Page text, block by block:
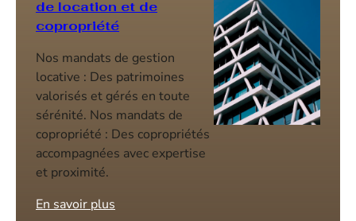
de location et de
copropriété
Nos mandats de gestion
locative : Des patrimoines
valorisés et gérés en toute
sérénité. Nos mandats de
copropriété : Des copropriétés
accompagnées avec expertise
et proximité.
En savoir plus